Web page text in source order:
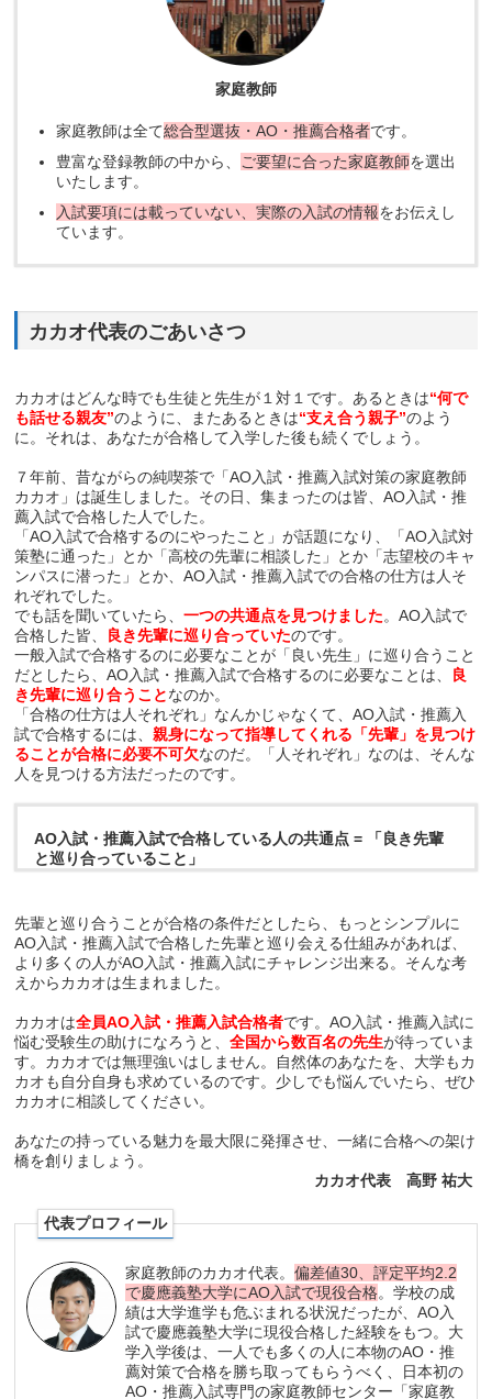
家庭教師
家庭教師は全て総合型選抜・AO・推薦合格者です。
豊富な登録教師の中から、 ご要望に合った家庭教師を選出
いたします。
入試要項には載っていない、実際の入試の情報をお伝えし
ています。
カカオ代表のごあいさつ
カカオはどんな時でも生徒と先生が１対１です。あるときは“何で
も話せる親友”のように、またあるときは“支え合う親子”のよう
に。それは、あなたが合格して入学した後も続くでしょう。
７年前、昔ながらの純喫茶で「AO入試・推薦入試対策の家庭教師
カカオ」は誕生しました。その日、集まったのは皆、AO入試・推
薦入試で合格した人でした。
「AO入試で合格するのにやったこと」が話題になり、「AO入試対
策塾に通った」とか「高校の先輩に相談した」とか「志望校のキャ
ンパスに潜った」とか、AO入試・推薦入試での合格の仕方は人そ
れぞれでした。
でも話を聞いていたら、一つの共通点を見つけました。AO入試で
合格した皆、 良き先輩に巡り合っていたのです。
一般入試で合格するのに必要なことが「良い先生」に巡り合うこと
だとしたら、AO入試・推薦入試で合格するのに必要なことは、 良
き先輩に巡り合うことなのか。
「合格の仕方は人それぞれ」なんかじゃなくて、AO入試・推薦入
試で合格するには、親身になって指導してくれる「先輩」を見つけ
ることが合格に必要不可欠なのだ。「人それぞれ」なのは、そんな
人を見つける方法だったのです。
AO入試・推薦入試で合格している人の共通点 = 「良き先輩
と巡り合っていること」
先輩と巡り合うことが合格の条件だとしたら、もっとシンプルに
AO入試・推薦入試で合格した先輩と巡り会える仕組みがあれば、
より多くの人がAO入試・推薦入試にチャレンジ出来る。そんな考
えからカカオは生まれました。
カカオは全員AO入試・推薦入試合格者です。AO入試・推薦入試に
悩む受験生の助けになろうと、全国から数百名の先生が待っていま
す。カカオでは無理強いはしません。自然体のあなたを、大学もカ
カオも自分自身も求めているのです。少しでも悩んでいたら、ぜひ
カカオに相談してください。
あなたの持っている魅力を最大限に発揮させ、一緒に合格への架け
橋を創りましょう。
カカオ代表 高野 祐大
代表プロフィール
家庭教師のカカオ代表。偏差値30、評定平均2.2
で慶應義塾大学にAO入試で現役合格。学校の成
績は大学進学も危ぶまれる状況だったが、AO入
試で慶應義塾大学に現役合格した経験をもつ。大
学入学後は、一人でも多くの人に本物のAO・推
薦対策で合格を勝ち取ってもらうべく、日本初の
AO・推薦入試専門の家庭教師センター「家庭教